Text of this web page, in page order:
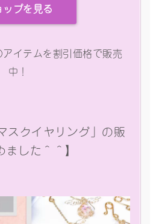
ップを見る
イテムを割引価格で販売
中！
スクイヤリング」の販
ました＾＾】